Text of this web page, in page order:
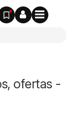
ofertas -